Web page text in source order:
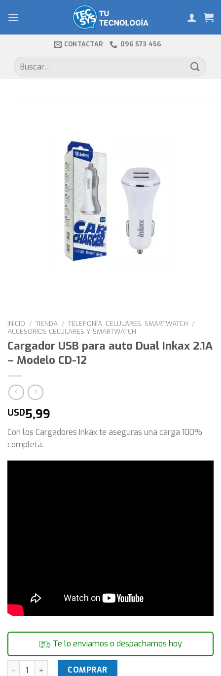
CONTACTAR 096 573 456
Buscar
por:
INICIO / TIENDA / TELEFONÍA, CELULARES, SMARTWATCH /
ACCESORIOS CELULARES Y SMARTWATCH
Cargador USB para auto Dual Inkax 2.1A
– Modelo CD-12
USD5,99
Con los Cargadores Inkax te aseguras una carga 100%
completa.
Te lo enviamos o despachamos hoy
Cargador USB para auto Dual Inkax 2.1A - Modelo CD-12
COMPRAR